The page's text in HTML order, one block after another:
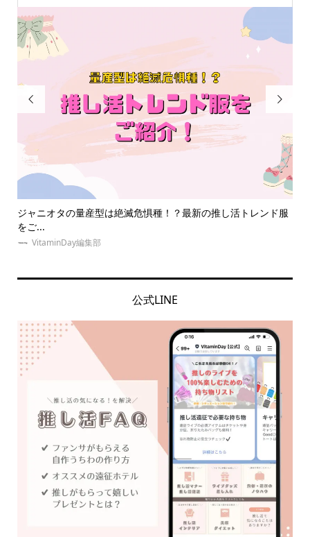

服 推し活ネイルで指先に推しへの愛を表現！自宅で出来るセルフ
ネイ...
VitaminDay編集部

公式LINE